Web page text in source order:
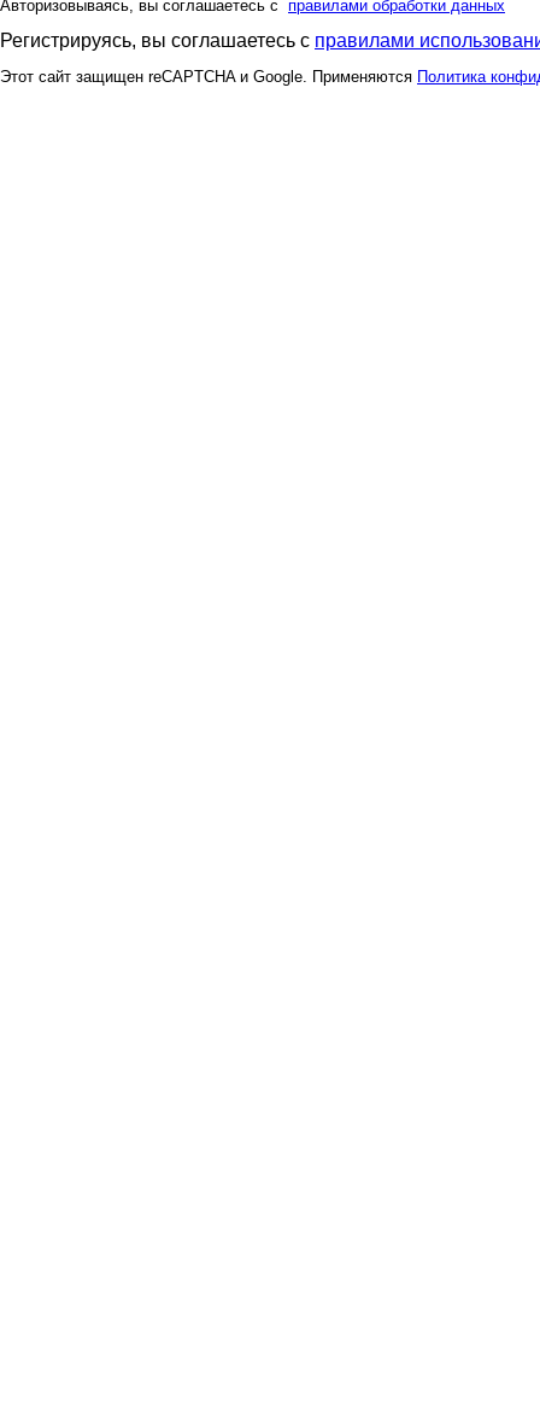
Авторизовываясь, вы соглашаетесь с правилами обработки данных
Регистрируясь, вы соглашаетесь с правилами
Этот сайт защищен reCAPTCHA и Google. Применяются Политика